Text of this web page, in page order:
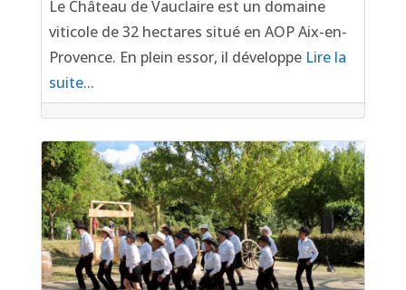
Le Château de Vauclaire est un domaine
viticole de 32 hectares situé en AOP Aix-en-
Provence. En plein essor, il développe Lire la
suite...